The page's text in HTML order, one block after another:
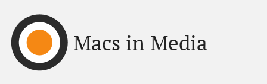
Macs in Media